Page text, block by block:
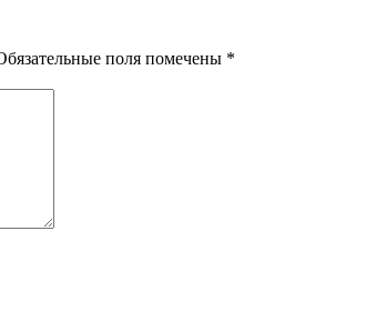
поля помечены *